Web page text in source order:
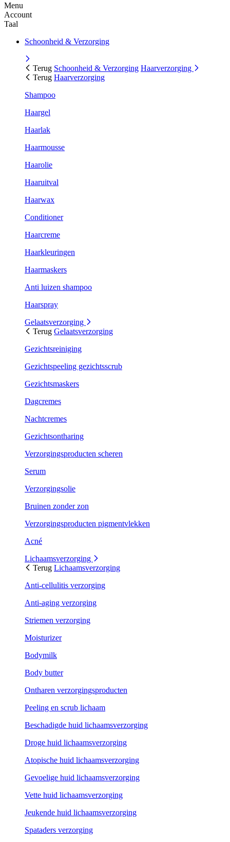
Menu
Account
Taal
Schoonheid & Verzorging
Terug Schoonheid & Verzorging Haarverzorging
Terug Haarverzorging
Shampoo
Haargel
Haarlak
Haarmousse
Haarolie
Haaruitval
Haarwax
Conditioner
Haarcreme
Haarkleuringen
Haarmaskers
Anti luizen shampoo
Haarspray
Gelaatsverzorging
Terug Gelaatsverzorging
Gezichtsreiniging
Gezichtspeeling gezichtsscrub
Gezichtsmaskers
Dagcremes
Nachtcremes
Gezichtsontharing
Verzorgingsproducten scheren
Serum
Verzorgingsolie
Bruinen zonder zon
Verzorgingsproducten pigmentvlekken
Acné
Lichaamsverzorging
Terug Lichaamsverzorging
Anti-cellulitis verzorging
Anti-aging verzorging
Striemen verzorging
Moisturizer
Bodymilk
Body butter
Ontharen verzorgingsproducten
Peeling en scrub lichaam
Beschadigde huid lichaamsverzorging
Droge huid lichaamsverzorging
Atopische huid lichaamsverzorging
Gevoelige huid lichaamsverzorging
Vette huid lichaamsverzorging
Jeukende huid lichaamsverzorging
Spataders verzorging